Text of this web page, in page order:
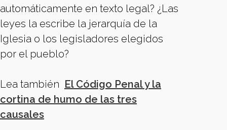
automáticamente en texto legal? ¿Las
leyes la escribe la jerarquía de la
Iglesia o los legisladores elegidos
por el pueblo?
Lea también El Código Penal y la
cortina de humo de las tres
causales